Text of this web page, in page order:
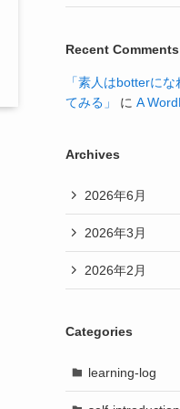
Recent Comments
「素人はbotterに
てみる」
に A
Archives
2026年6月
2026年3月
2026年2月
Categories
learning-log